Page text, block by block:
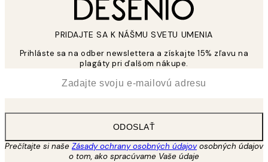
PRIDAJTE SA K NÁŠMU SVETU UMENIA
Prihláste sa na odber newslettera a získajte 15% zľavu na
plagáty pri ďalšom nákupe.
ODOSLAŤ
Prečítajte si naše Zásady ochrany osobných údajovosobných údajov
o tom, ako spracúvame Vaše údaje